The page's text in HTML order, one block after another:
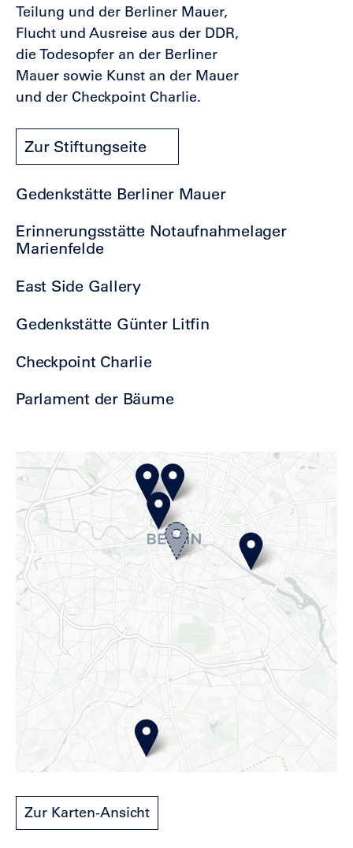
Teilung und der Berliner Mauer,
Flucht und Ausreise aus der DDR,
die Todesopfer an der Berliner
Mauer sowie Kunst an der Mauer
und der Checkpoint Charlie.
Zur Stiftungseite
Gedenkstätte Berliner Mauer
Erinnerungsstätte Notaufnahmelager
Marienfelde
East Side Gallery
Gedenkstätte Günter Litfin
Checkpoint Charlie
Parlament der Bäume
Zur Karten-Ansicht